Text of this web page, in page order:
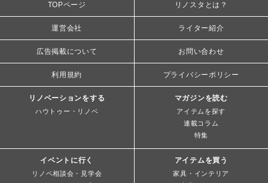
TOPページ リノスタとは？
運営会社 ライター紹介
広告掲載について お問い合わせ
利用規約 プライバシーポリシー
リノベーションをする
ハウトゥー・リノベ
マガジンを読む
アイテムを探す
連載コラム
特集
イベントに行く
リノベ相談会・見学会
アイテムを買う
家具・インテリア